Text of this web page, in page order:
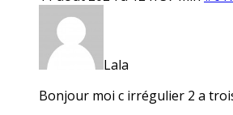
Lala
Bonjour moi c irrégulier 2 a